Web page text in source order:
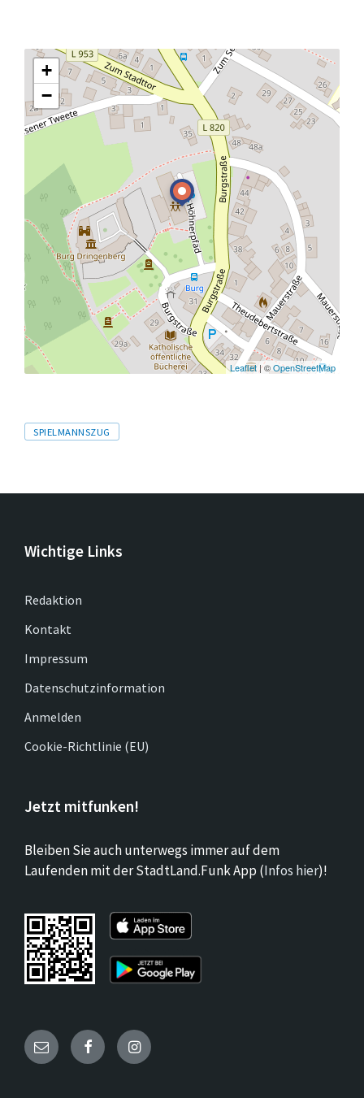
+
−
Leaflet| ©OpenStreetMap
Tags
SPIELMANNSZUG
Wichtige Links
Redaktion
Kontakt
Impressum
Datenschutzinformation
Anmelden
Cookie-Richtlinie (EU)
Jetzt mitfunken!
Bleiben Sie auch unterwegs immer auf dem
Laufenden mit der StadtLand.Funk App (Infos hier)!
Email FacebookInstagram